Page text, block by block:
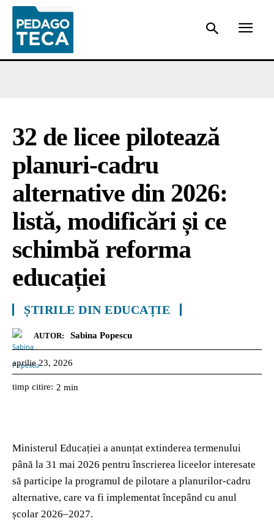
32 de licee pilotează
planuri-cadru
alternative din 2026:
listă, modificări și ce
schimbă reforma
educației
ȘTIRILE DIN EDUCAȚIE
AUTOR: Sabina Popescu
aprilie 23, 2026
timp citire: 2 min
Ministerul Educației a anunțat extinderea termenului
până la 31 mai 2026 pentru înscrierea liceelor interesate
să participe la programul de pilotare a planurilor-cadru
alternative, care va fi implementat începând cu anul
școlar 2026–2027.